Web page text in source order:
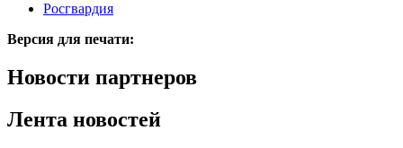
Росгвардия
Версия для печати:
Новости партнеров
Лента новостей